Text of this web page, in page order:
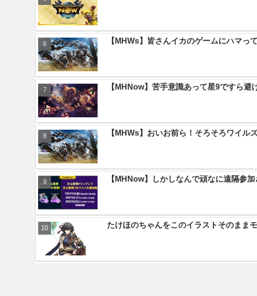
【MHWs】皆さんイカのゲームにハマっ
【MHNow】苦手意識あって星9ですら
【MHWs】おいお前ら！そろそろワイ
【MHNow】しかしなんで頑なに遠隔参
たけほのちゃんをこのイラストそのまま